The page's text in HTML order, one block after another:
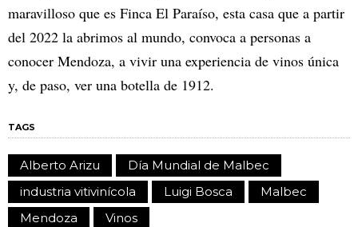
maravilloso que es Finca El Paraíso, esta casa que a partir
del 2022 la abrimos al mundo, convoca a personas a
conocer Mendoza, a vivir una experiencia de vinos única
y, de paso, ver una botella de 1912.
TAGS
Alberto Arizu
Día Mundial de Malbec
industria vitivinícola
Luigi Bosca
Malbec
Mendoza
Vinos